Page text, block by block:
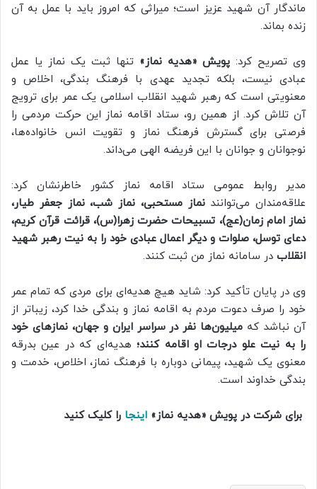
ماندگار آن شهید عزیز است؛ میراثی که امروز باید با عمل به آن
زنده بماند.
وی تصریح کرد: پویش «هدیه نماز» تنها ثبت یک نماز یا عمل
عبادی نیست، بلکه تجدید عهدی با فرهنگ بندگی، اخلاص و
معنویتی است که رهبر شهید انقلاب اسلامی یک عمر برای ترویج
آن تلاش کرد. از همین رو، ستاد اقامه نماز این حرکت مردمی را
فرصتی برای گسترش فرهنگ نماز و تقویت انس خانواده‌ها،
نوجوانان و جوانان با این فریضه الهی می‌داند.
مدیر روابط عمومی ستاد اقامه نماز کشور خاطرنشان کرد:
علاقه‌مندان می‌توانندنماز مستحبی، نماز شب، نماز جعفر طیار،
نماز امام زمان(عج)، تسبیحات حضرت زهرا(س)، قرائت قرآن کریم،
دعای توسل، صلوات و دیگر اعمال عبادی خود را به نیت رهبر شهید
انقلاب در سامانه نماز من ثبت کنند.
وی در پایان تأکید کرد: شاید هیچ هدیه‌ای برای مردی که تمام عمر
خود را صرف دعوت مردم به اقامه نماز و بندگی خدا کرد، زیباتر از
آن نباشد که میلیون‌ها نفر در سراسر ایران و جهان، نمازهای خود
را به نیت علو درجات او اقامه کنند؛هدیه‌ای که در عین بدرقه
معنوی یک شهید، پیمانی دوباره با فرهنگ نماز، اخلاص، خدمت و
بندگی خداوند است.
برای شرکت در پویش «هدیه نماز» اینجا را کلیک کنید